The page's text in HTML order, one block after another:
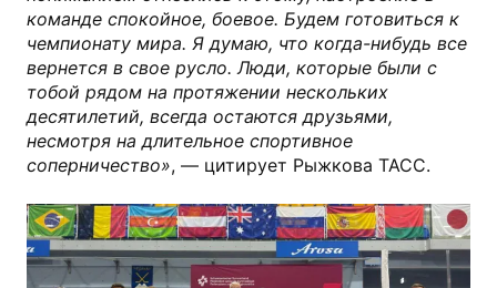
команде спокойное, боевое. Будем готовиться к
чемпионату мира. Я думаю, что когда-нибудь все
вернется в свое русло. Люди, которые были с
тобой рядом на протяжении нескольких
десятилетий, всегда остаются друзьями,
несмотря на длительное спортивное
соперничество», — цитирует Рыжкова ТАСС.